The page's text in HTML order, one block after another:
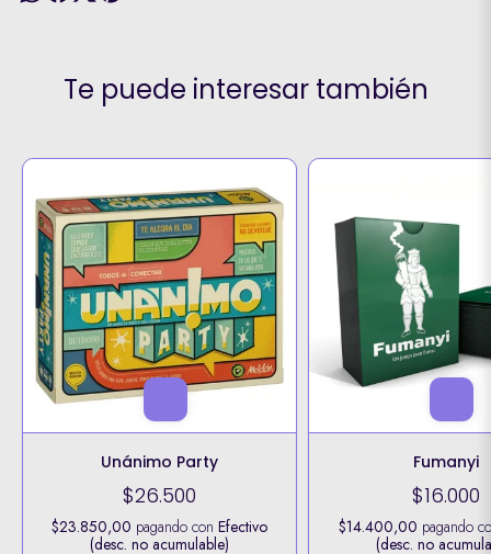
Te puede interesar también
Unánimo Party
$26.500
$23.850,00 pagando conEfectivo
(desc. no acumulable)
Fumanyi
$16.000
$14.400,00 pagando
(desc. no